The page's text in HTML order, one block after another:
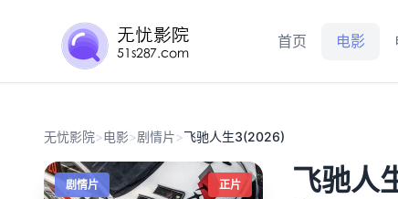
首页 电影
无忧影院>电影>剧情片>飞驰人生3(2026)
剧情片 正片 飞驰人